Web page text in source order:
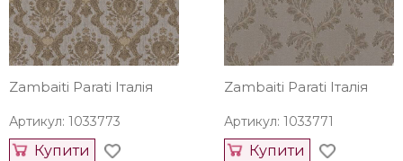
Zambaiti Parati Італія
Артикул: 1033773
Купити
Zambaiti Parati Італія
Артикул: 1033771
Купити